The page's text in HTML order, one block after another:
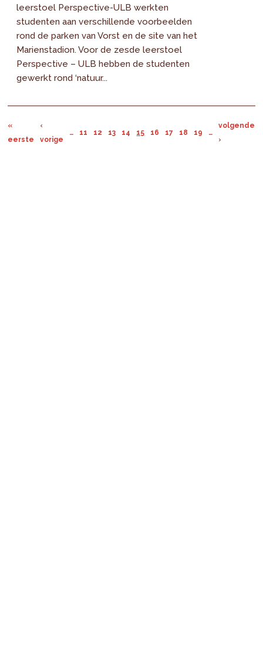
leerstoel Perspective-ULB werkten
studenten aan verschillende voorbeelden
rond de parken van Vorst en de site van het
Marienstadion. Voor de zesde leerstoel
Perspective – ULB hebben de studenten
gewerkt rond ‘natuur...
«
eerste
‹
vorige
… 11 12 13 14 15 16 17 18 19 …
volgende
›